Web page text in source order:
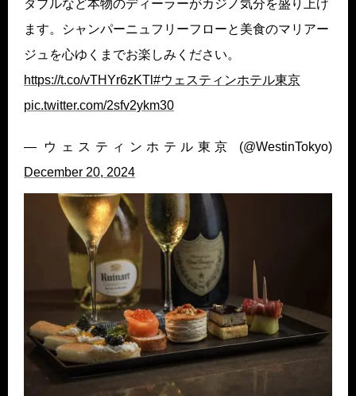
ダブルなど本物のディーラーがカジノ気分を盛り上げ
ます。シャンパーニュフリーフローと美食のマリアー
ジュを心ゆくまでお楽しみください。
https://t.co/vTHYr6zKTl #ウェスティンホテル東京
pic.twitter.com/2sfv2ykm30
— ウェスティンホテル東京 (@WestinTokyo)
December 20, 2024